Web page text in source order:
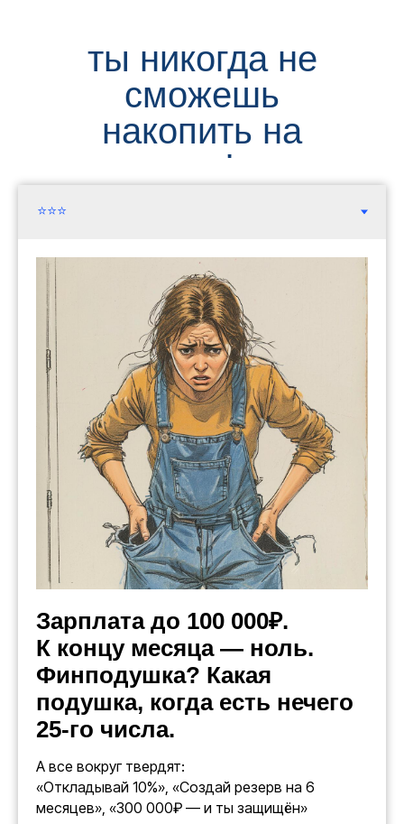
ты никогда не
сможешь
накопить на
квартиру! что с
Зарплата до 100 000₽.
К концу месяца — ноль.
Финподушка? Какая
подушка, когда есть нечего
25-го числа.
А все вокруг твердят:
«Откладывай 10%», «Создай резерв на 6
месяцев», «300 000₽ — и ты защищён»